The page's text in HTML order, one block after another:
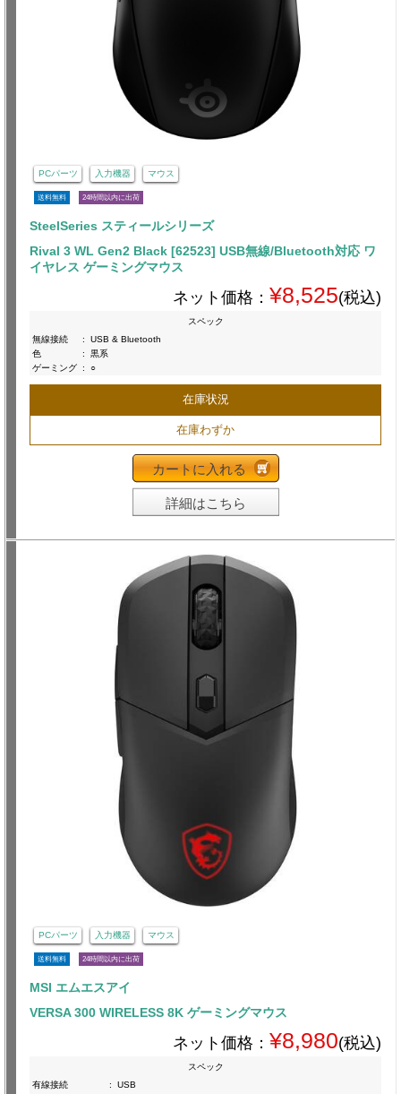
PCパーツ 入力機器 マウス
送料無料 24時間以内に出荷
SteelSeries スティールシリーズ
Rival 3 WL Gen2 Black [62523] USB無線/Bluetooth対応 ワ
イヤレス ゲーミングマウス
ネット価格： ¥8,525(税込)
スペック
無線接続
:
USB & Bluetooth
色
:
黒系
ゲーミング : ○
在庫状況
在庫わずか
カートに入れる
詳細はこちら
PCパーツ 入力機器 マウス
送料無料 24時間以内に出荷
MSI エムエスアイ
VERSA 300 WIRELESS 8K ゲーミングマウス
ネット価格： ¥8,980(税込)
スペック
有線接続
:
USB